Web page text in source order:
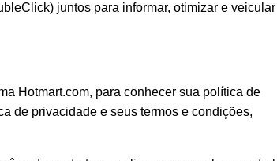
juntos para informar, otimizar e veicular
Hotmart.com, para conhecer sua política de
de privacidade e seus termos e condições,